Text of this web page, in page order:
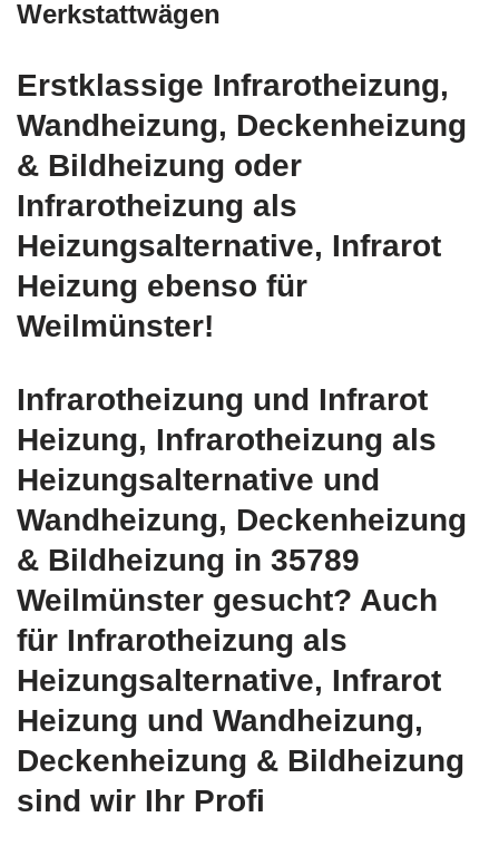
Werkstattwägen
Erstklassige Infrarotheizung,
Wandheizung, Deckenheizung
& Bildheizung oder
Infrarotheizung als
Heizungsalternative, Infrarot
Heizung ebenso für
Weilmünster!
Infrarotheizung und Infrarot
Heizung, Infrarotheizung als
Heizungsalternative und
Wandheizung, Deckenheizung
& Bildheizung in 35789
Weilmünster gesucht? Auch
für Infrarotheizung als
Heizungsalternative, Infrarot
Heizung und Wandheizung,
Deckenheizung & Bildheizung
sind wir Ihr Profi